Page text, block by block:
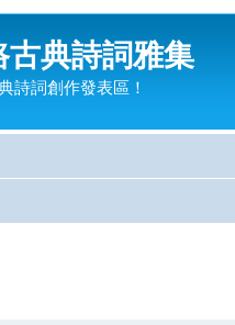
古典詩詞雅集
詩詞創作發表區！